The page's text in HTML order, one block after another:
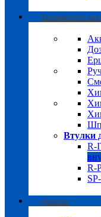
Химические
Втулки
R-
R-
Дюбели